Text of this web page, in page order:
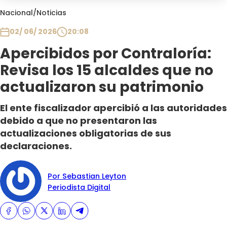
Nacional/Noticias
02/ 06/ 2026
20:08
Apercibidos por Contraloría:
Revisa los 15 alcaldes que no
actualizaron su patrimonio
El ente fiscalizador apercibió a las autoridades
debido a que no presentaron las
actualizaciones obligatorias de sus
declaraciones.
Por Sebastian Leyton
Periodista Digital
Club De La Comedia
Plan Perfecto
El Tiempo
Sabingo
Todos Los Programas